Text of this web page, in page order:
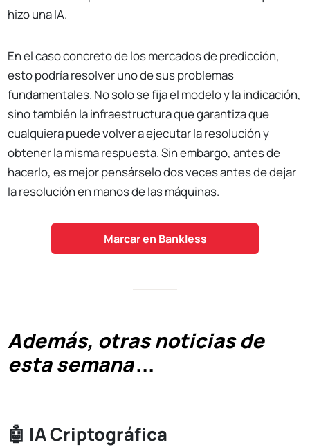
hizo una IA.
En el caso concreto de los mercados de predicción,
esto podría resolver uno de sus problemas
fundamentales. No solo se fija el modelo y la indicación,
sino también la infraestructura que garantiza que
cualquiera puede volver a ejecutar la resolución y
obtener la misma respuesta. Sin embargo, antes de
hacerlo, es mejor pensárselo dos veces antes de dejar
la resolución en manos de las máquinas.
Marcar en Bankless
Además, otras noticias de
esta semana...
🤖 IA Criptográfica